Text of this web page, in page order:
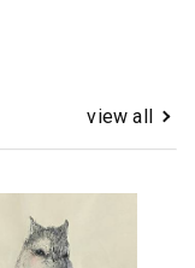
view all